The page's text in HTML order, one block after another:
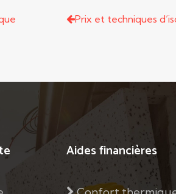
Prix et techniques
Aides financières